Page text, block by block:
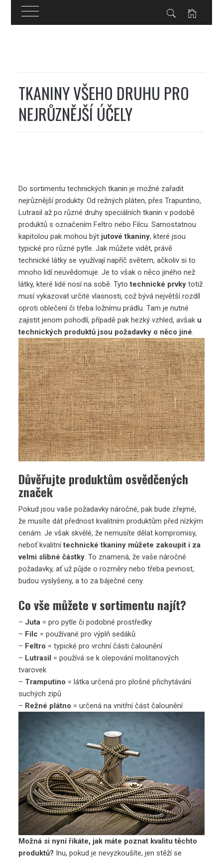
TKANINY VŠEHO DRUHU PRO
NEJRŮZNĚJŠÍ ÚČELY
Do sortimentutechnických tkanin je možné zařadit
nejrůznější produkty. Od režných pláten, přes Trapuntino,
Lutrasil až po různé druhy speciálních tkanin v podobě
produktů s označením Feltro nebo Filcu. Samostatnou
kapitolou pak mohou být jutové tkaniny, které jsou
typické pro různé pytle. Jak můžete vidět, právě
technické látky se využívají napříč světem, ačkoliv si to
mnoho lidí neuvědomuje. Je to však o něco jiného než
látky, které lidé nosí na sobě. Tytotechnické prvky totiž
musí vykazovat určité vlasnosti, což bývá největší rozdíl
oproti oblečení či třeba ložnímu prádlu. Tam je nutné
zajistit jenom pohodlí, případě pak hezký vzhled, avšak u
technických produktů jsou požadavky o něco jiné
Důvěřujte produktům osvědčených
značek
Pokud jsou vaše požadavky náročné, pak bude zřejmé,
že musíte dát přednost kvalitním produktům před nízkým
cenám. Je však skvělé, že nemusíte dělat kompromisy,
neboť kvalitnítechnické tkaniny můžete zakoupit i za
velmi slibné částky. To znamená, že vaše náročné
požadavky, ať už půjde o rozměry nebo třeba pevnost,
budou vyslyšeny, a to za báječné ceny.
Co vše můžete v sortimentu najít?
– Juta = pro pytle či podobné prostředky
– Filc = používané pro výplň sedáků
– Feltro = typické pro vrchní části čalounění
– Lutrasil = používá se k olepování molitanových
tvarovek
– Tramputino = látka určená pro plošné přichytávání
suchých zipů
– Režné plátno = určená na vnitřní část čalounění
Možná si nyní říkáte, jak máte poznat kvalitu těchto
produktů? Inu, pokud je nevyzkoušíte, jen stěží se